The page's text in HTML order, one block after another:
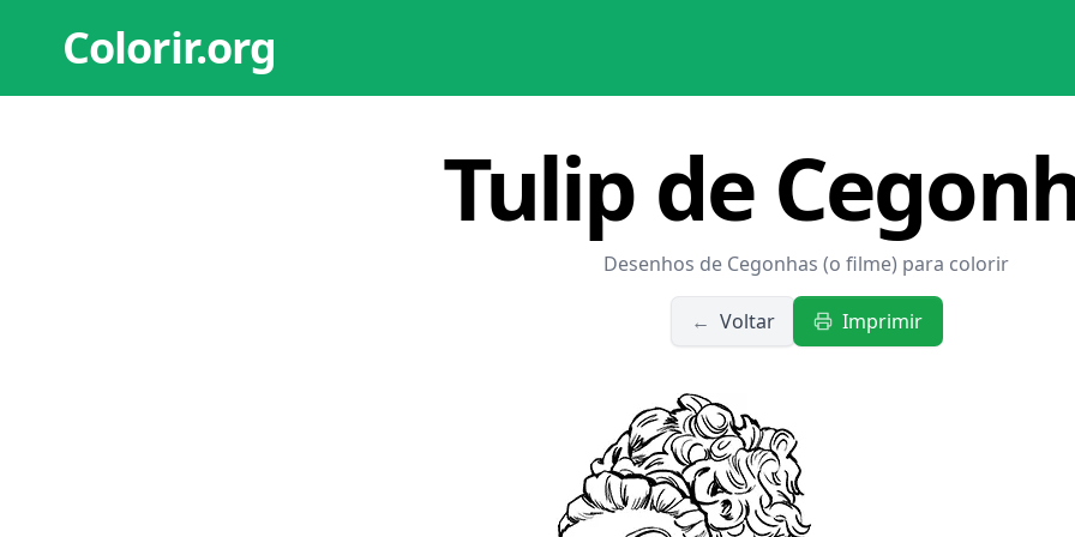
Colorir.org
Tulip de
Desenhos de Cegonhas (o filme) para colorir
← Voltar Imprimir